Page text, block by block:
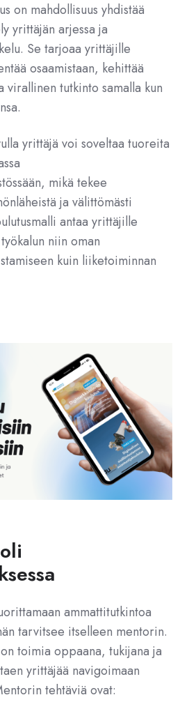
on mahdollisuus yhdistää
yrittäjän arjessa ja
Se tarjoaa yrittäjille
osaamistaan, kehittää
virallinen tutkinto samalla kun
yrittäjä voi soveltaa tuoreita
mikä tekee
ja välittömästi
antaa yrittäjille
niin oman
kuin liiketoiminnan
ammattitutkintoa
tarvitsee itselleen mentorin.
toimia oppaana, tukijana ja
yrittäjää navigoimaan
tehtäviä ovat: